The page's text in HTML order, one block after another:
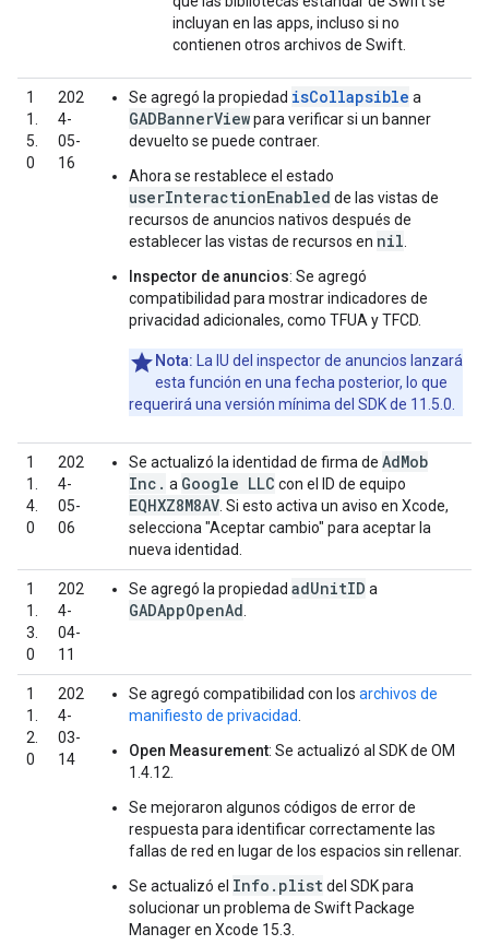
incluyan en las apps, incluso si no
contienen otros archivos de Swift.
1
1.
5.
0
202
4-
05-
16
Se agregó la propiedad isCollapsible a
GADBannerViewpara verificar si un banner
devuelto se puede contraer.
Ahora se restablece el estado
userInteractionEnabled de las vistas de
recursos de anuncios nativos después de
establecer las vistas de recursos en nil
Inspector de anuncios: Se agregó
compatibilidad para mostrar indicadores de
privacidad adicionales, como TFUA y TFCD.
Nota: La IU del inspector de anuncios lanzará
esta función en una fecha posterior, lo que
requerirá una versión mínima del SDK de 11.5.0.
1
1.
4.
0
202
4-
05-
06
Se actualizó la identidad de firma de AdMob
Inc. a Google LLC con el ID de equipo
EQHXZ8M8AV . Si esto activa un aviso en Xcode,
selecciona "Aceptar cambio" para aceptar la
nueva identidad.
1
1.
3.
0
202
4-
04-
11
Se agregó la propiedad adUnitID a
GADAppOpenAd
1
1.
2.
0
202
4-
03-
14
Se agregó compatibilidad con los archivos de
manifiesto de privacidad
Open Measurement: Se actualizó al SDK de OM
1.4.12.
Se mejoraron algunos códigos de error de
respuesta para identificar correctamente las
fallas de red en lugar de los espacios sin rellenar.
Se actualizó el Info.plistdel SDK para
solucionar un problema de Swift Package
Manager en Xcode 15.3.